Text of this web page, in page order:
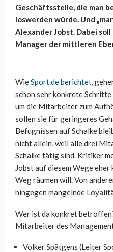
Geschäftsstelle, die man
loswerden würde. Und
Alexander Jobst. Dabei
Manager der mittleren
WieSport.de berichtet,
schon sehr konkrete
um die Mitarbeiter zum
sollen sie für geringeres
Befugnissen auf Schalke
nicht allein, weil alle drei
Schalke tätig sind. Kritiker
Jobst auf diesem Wege
Weg räumen will. Von
hingegen mangelnde
Wer ist da konkret
Mitarbeiter des
Volker Spätgens (Leiter